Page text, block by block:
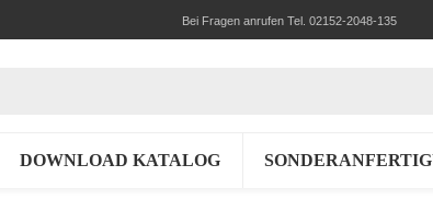
Bei Fragen anrufen Tel. 02152-2048-135
DOWNLOAD KATALOG